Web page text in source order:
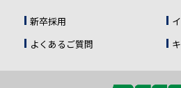
新卒採用
よくあるご質問